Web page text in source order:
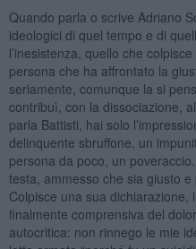
Quando parla o scrive Adriano
ideologici di quel tempo e di
l’inesistenza, quello che
persona che ha affrontato la
seriamente, comunque la si
contribuì, con la dissociazione,
parla Battisti, hai solo
delinquente sbruffone, un
persona da poco, un
testa, ammesso che sia giusto
Colpisce una sua dichiarazione,
finalmente comprensiva del
autocritica: non rinnego le mie